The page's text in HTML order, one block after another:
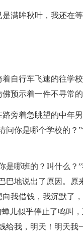
满眸秋叶，我还在
自行车飞速的往学
预示着一件不寻常的
旁着急眺望的中年
问你是哪个学校的？
是哪班的？叫什么？
巴地说出了原因。
我借钱，我沉默了
儿似乎停止了鸣叫
给我，明天！明天我